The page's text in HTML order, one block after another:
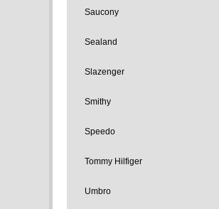
Saucony
Sealand
Slazenger
Smithy
Speedo
Tommy Hilfiger
Umbro